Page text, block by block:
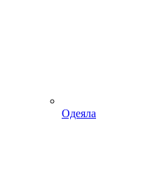
Одеяла